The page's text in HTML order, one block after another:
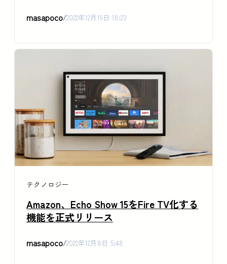
masapoco/2022年12月19日 18:23
テクノロジー
Amazon、Echo Show 15をFire TV化する
機能を正式リリース
masapoco/2022年12月8日 5:48